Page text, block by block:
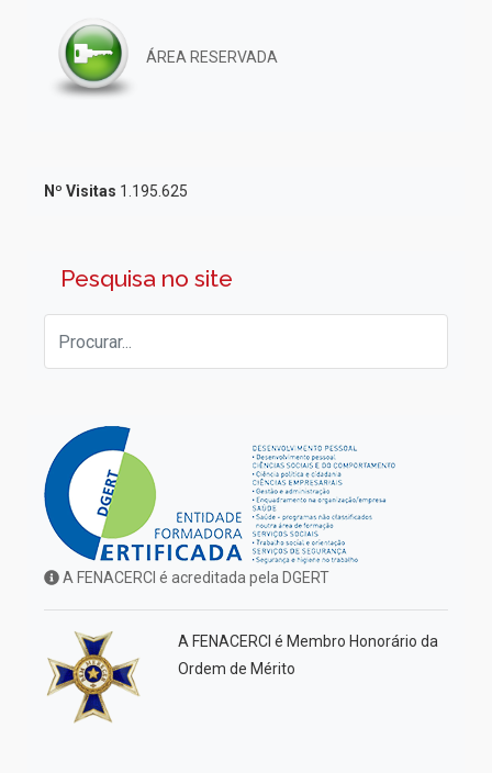
ÁREA RESERVADA
Nº Visitas 1.195.625
Pesquisa no site
A FENACERCI é acreditada pela DGERT
A FENACERCI é Membro Honorário da
Ordem de Mérito